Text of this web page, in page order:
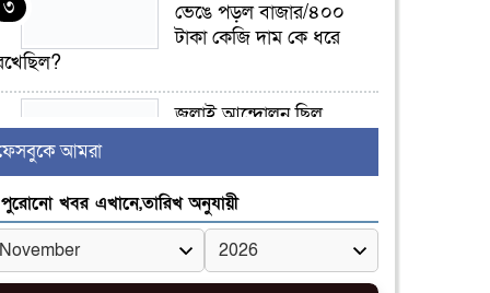
৩
ভেঙে পড়ল বাজার/৪০০
টাকা কেজি দাম কে ধরে
৪
জুলাই আন্দোলন ছিল
৫
ভোরে ঝিনাইদহ সীমান্তে
জটলা দেখে বিএসএফের
রাবার বুলেট, বাংলাদেশি
আমরা
পুরোনো খবর এখানে,তারিখ অনুযায়ী